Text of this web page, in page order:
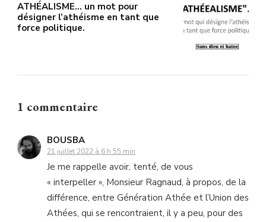
ATHÉALISME… un mot pour
désigner l’athéisme en tant que
force politique.
1 commentaire
BOUSBA
21 juillet 2022 à 6 h 55 min
Je me rappelle avoir, tenté, de vous
« interpeller », Monsieur Ragnaud, à propos, de la
différence, entre Génération Athée et l’Union des
Athées, qui se rencontraient, il y a peu, pour des